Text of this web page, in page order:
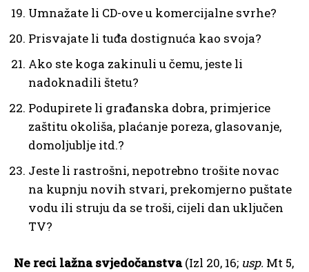
Umnažate li CD-ove u komercijalne svrhe?
Prisvajate li tuđa dostignuća kao svoja?
Ako ste koga zakinuli u čemu, jeste li
nadoknadili štetu?
Podupirete li građanska dobra, primjerice
zaštitu okoliša, plaćanje poreza, glasovanje,
domoljublje itd.?
Jeste li rastrošni, nepotrebno trošite novac
na kupnju novih stvari, prekomjerno puštate
vodu ili struju da se troši, cijeli dan uključen
TV?
Ne reci lažna svjedočanstva(Izl 20, 16; usp. Mt 5,